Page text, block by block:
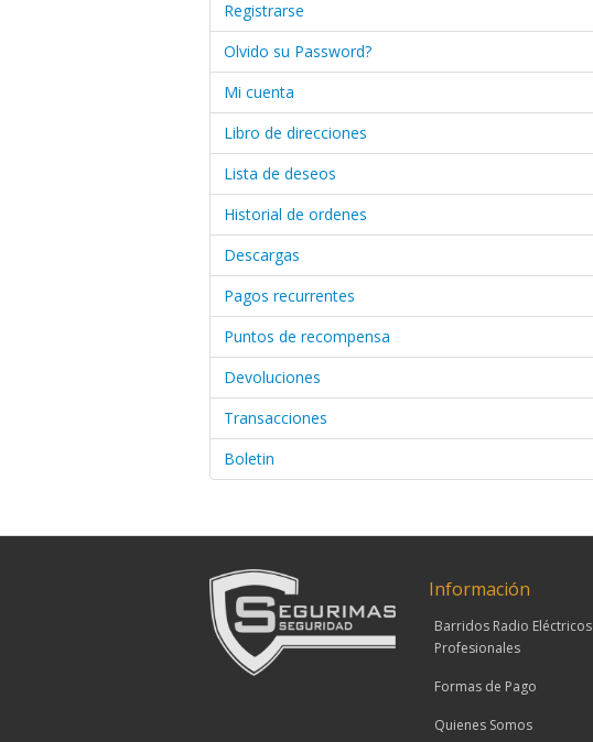
Registrarse
Olvido su Password?
Mi cuenta
Libro de direcciones
Lista de deseos
Historial de ordenes
Descargas
Pagos recurrentes
Puntos de recompensa
Devoluciones
Transacciones
Boletin
Información
Barridos Radio Eléctricos
Profesionales
Formas de Pago
Quienes Somos